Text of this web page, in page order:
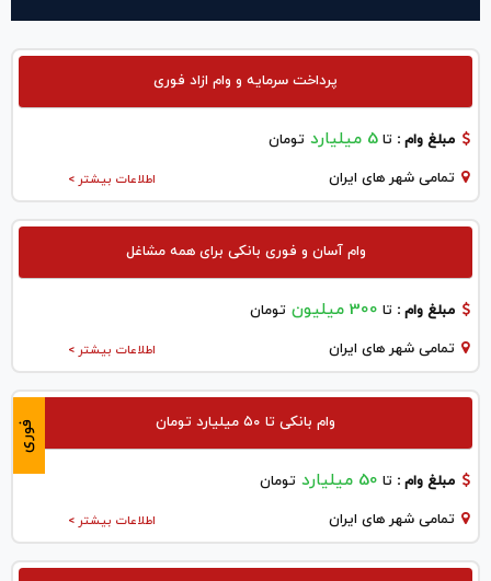
پرداخت سرمایه و وام ازاد فوری
مبلغ وام : تا 5 میلیارد تومان
اطلاعات بیشتر > تمامی شهر های ایران
وام آسان و فوری بانکی برای همه مشاغل
مبلغ وام : تا 300 میلیون تومان
اطلاعات بیشتر > تمامی شهر های ایران
فوری وام بانکی تا ۵۰ میلیارد تومان
مبلغ وام : تا 50 میلیارد تومان
اطلاعات بیشتر > تمامی شهر های ایران